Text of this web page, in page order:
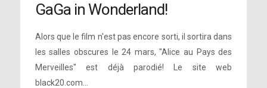
GaGa in Wonderland!
Alors que le film n'est pas encore sorti, il sortira dans
les salles obscures le 24 mars, "Alice au Pays des
Merveilles" est déjà parodié! Le site web
black20.com...